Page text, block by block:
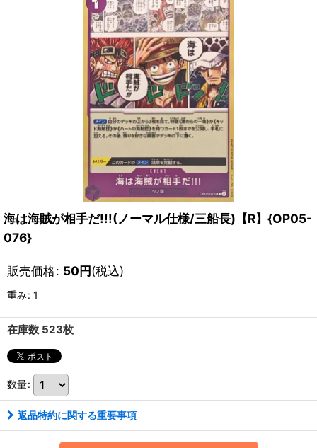
海は海賊が相手だ!!!(ノーマル仕様/三船長)【R】{OP05-
076}
販売価格: 50円(税込)
重み: 1
在庫数 523枚
数量:
返品特約に関する重要事項